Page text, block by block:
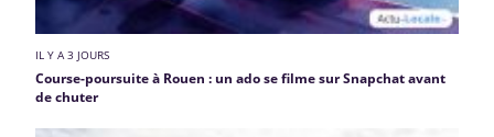
IL Y A 3 JOURS
Course-poursuite à Rouen : un ado se filme sur Snapchat avant
de chuter